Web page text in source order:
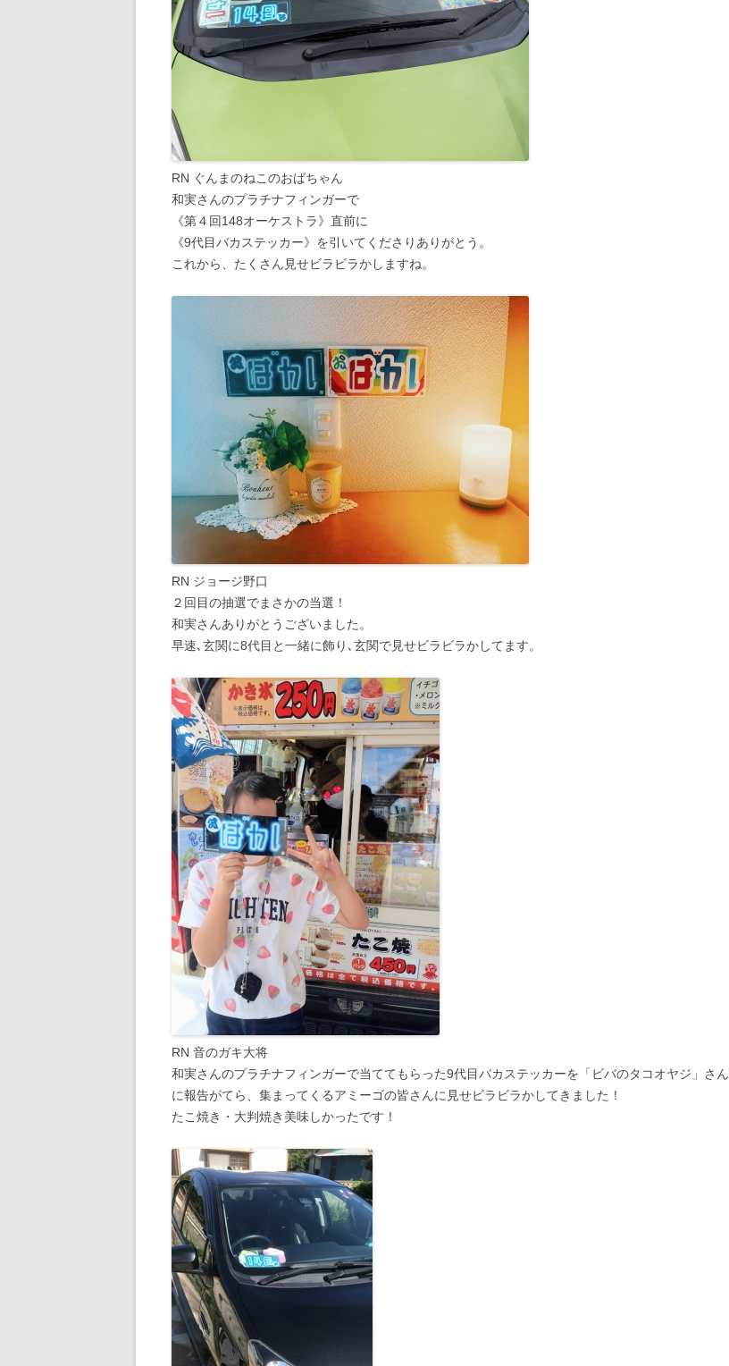
RN ぐんまのねこのおばちゃん
和実さんのプラチナフィンガーで
《第４回148オーケストラ》直前に
《9代目バカステッカー》を引いてくださりありがとう。
これから、たくさん見せビラビラかしますね。
RN ジョージ野口
２回目の抽選でまさかの当選！
和実さんありがとうございました。
早速､玄関に8代目と一緒に飾り､玄関で見せビラビラかしてます。
RN 音のガキ大将
和実さんのプラチナフィンガーで当ててもらった9代目バカステッカーを「ビバのタコオヤジ」さん
に報告がてら、集まってくるアミーゴの皆さんに見せビラビラかしてきました！
たこ焼き・大判焼き美味しかったです！